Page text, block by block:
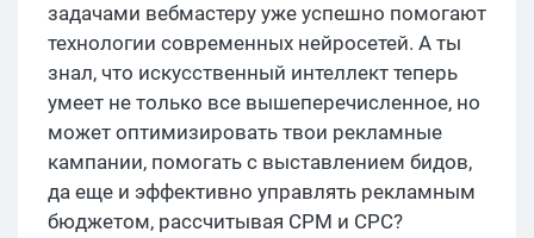
задачами вебмастеру уже успешно помогают
технологии современных нейросетей. А ты
знал, что искусственный интеллект теперь
умеет не только все вышеперечисленное, но
может оптимизировать твои рекламные
кампании, помогать с выставлением бидов,
да еще и эффективно управлять рекламным
бюджетом, рассчитывая CPM и CPC?